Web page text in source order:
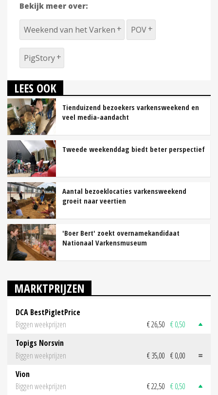
Bekijk meer over:
Weekend van het Varken POV
PigStory
LEES OOK
Tienduizend bezoekers varkensweekend en
veel media-aandacht
Tweede weekenddag biedt beter perspectief
Aantal bezoeklocaties varkensweekend
groeit naar veertien
'Boer Bert' zoekt overnamekandidaat
Nationaal Varkensmuseum
MARKTPRIJZEN
DCA BestPigletPrice
Biggen weekprijzen
€ 26,50 € 0,50
Topigs Norsvin
Biggen weekprijzen
€ 35,00 € 0,00
Vion
Biggen weekprijzen
€ 22,50 € 0,50